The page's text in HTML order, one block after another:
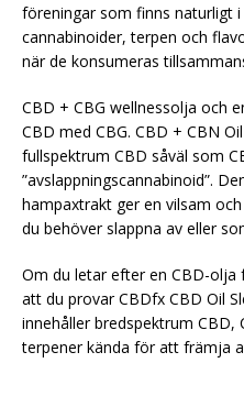
föreningar som finns naturligt
cannabinoider, terpen och
när de konsumeras
CBD + CBG wellnessolja och
CBD med CBG. CBD + CBN
fullspektrum CBD såväl som
”avslappningscannabinoid”.
hampaxtrakt ger en vilsam
du behöver slappna av eller
Om du letar efter en CBD-
att du provar CBDfx CBD Oil
innehåller bredspektrum
terpener kända för att främja